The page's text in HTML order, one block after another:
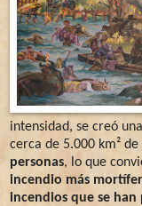
intensidad, se creó
cerca de 5.000 km²
personas, lo que
incendio más
incendios que se